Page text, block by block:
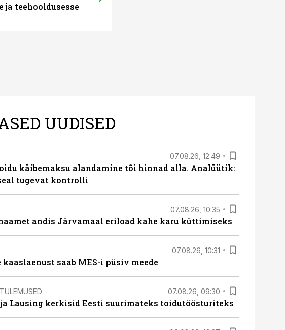
ja teehooldusesse
UUDISED
07.08.26, 12:49
käibemaksu alandamine tõi hinnad alla. Analüütik:
tugevat kontrolli
07.08.26, 10:35
andis Järvamaal eriload kahe karu küttimiseks
07.08.26, 10:31
kaaslaenust saab MES-i püsiv meede
07.08.26, 09:30
Lausing kerkisid Eesti suurimateks toidutöösturiteks